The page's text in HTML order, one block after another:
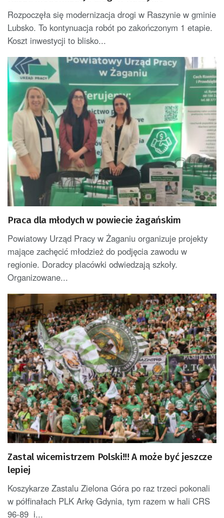
Rozpoczęła się modernizacja drogi w Raszynie w gminie
Lubsko. To kontynuacja robót po zakończonym 1 etapie.
Koszt inwestycji to blisko...
Praca dla młodych w powiecie żagańskim
Powiatowy Urząd Pracy w Żaganiu organizuje projekty
mające zachęcić młodzież do podjęcia zawodu w
regionie. Doradcy placówki odwiedzają szkoły.
Organizowane...
Zastal wicemistrzem Polski!!! A może być jeszcze
lepiej
Koszykarze Zastalu Zielona Góra po raz trzeci pokonali
w półfinałach PLK Arkę Gdynia, tym razem w hali CRS
96-89 i...